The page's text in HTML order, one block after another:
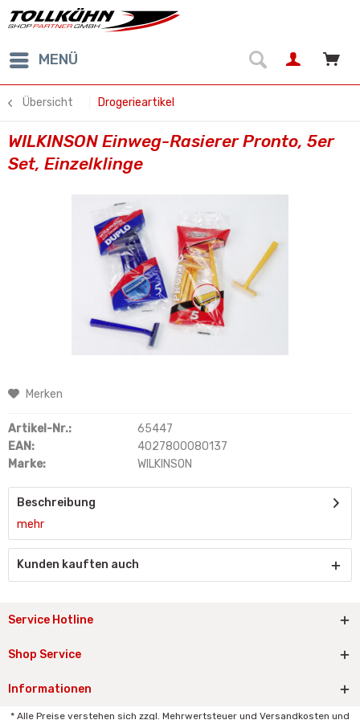
MENÜ
Übersicht Drogerieartikel
WILKINSON Einweg-Rasierer Pronto, 5er
Set, Einzelklinge
Merken
Artikel-Nr.:
65447
EAN:
4027800080137
Marke:
WILKINSON
Beschreibung
mehr
Kunden kauften auch
Service Hotline
Shop Service
Informationen
* Alle Preise verstehen sich zzgl. Mehrwertsteuer und Versandkosten und